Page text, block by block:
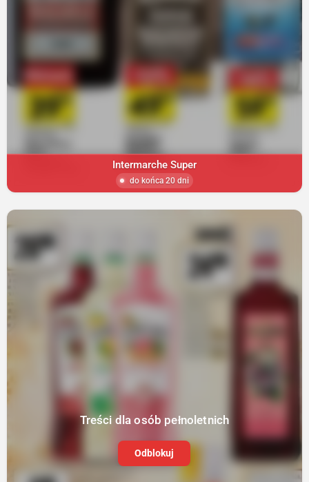
Intermarche Super
do końca 20 dni
Treści dla osób pełnoletnich
Odblokuj